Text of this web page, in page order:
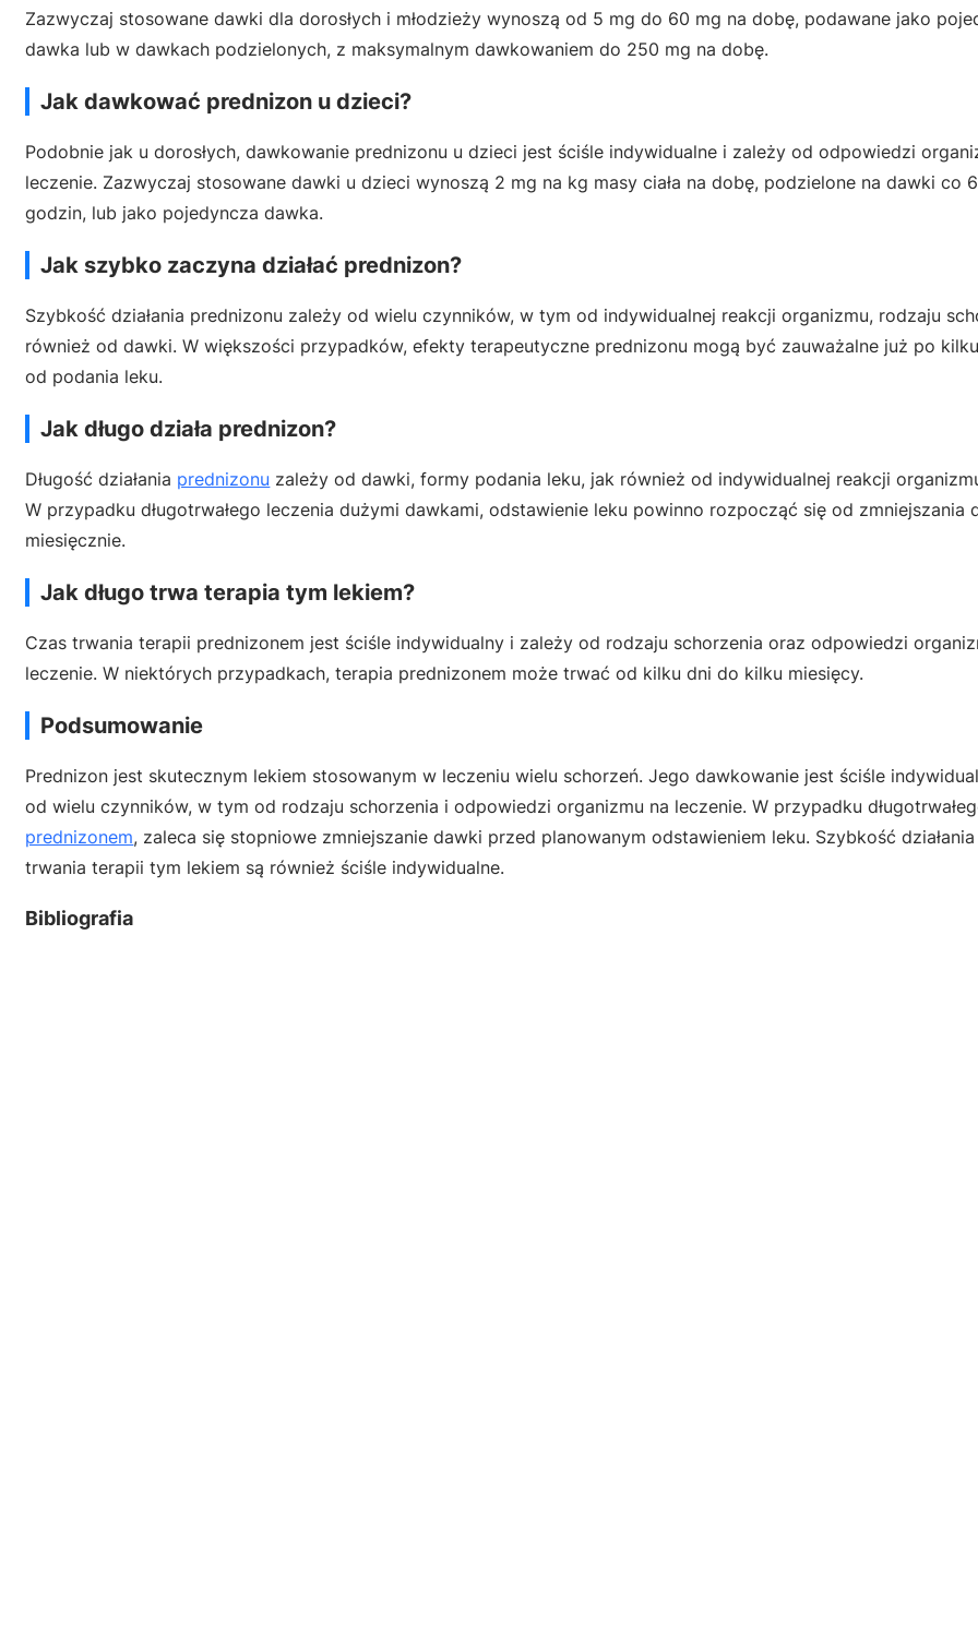
Zazwyczaj stosowane dawki dla dorosłych i młodzieży wynoszą od 5 mg do 60 mg na dobę, podawane jako
dawka lub w dawkach podzielonych, z maksymalnym dawkowaniem do 250 mg na dobę.
Jak dawkować prednizon u dzieci?
Podobnie jak u dorosłych, dawkowanie prednizonu u dzieci jest ściśle indywidualne i zależy od odpowiedzi
leczenie. Zazwyczaj stosowane dawki u dzieci wynoszą 2 mg na kg masy ciała na dobę, podzielone na dawki co
godzin, lub jako pojedyncza dawka.
Jak szybko zaczyna działać prednizon?
Szybkość działania prednizonu zależy od wielu czynników, w tym od indywidualnej reakcji organizmu, rodzaju
również od dawki. W większości przypadków, efekty terapeutyczne prednizonu mogą być zauważalne już po
od podania leku.
Jak długo działa prednizon?
Długość działania prednizonu zależy od dawki, formy podania leku, jak również od indywidualnej reakcji
W przypadku długotrwałego leczenia dużymi dawkami, odstawienie leku powinno rozpocząć się od zmniejszania
miesięcznie.
Jak długo trwa terapia tym lekiem?
Czas trwania terapii prednizonem jest ściśle indywidualny i zależy od rodzaju schorzenia oraz odpowiedzi
leczenie. W niektórych przypadkach, terapia prednizonem może trwać od kilku dni do kilku miesięcy.
Podsumowanie
Prednizon jest skutecznym lekiem stosowanym w leczeniu wielu schorzeń. Jego dawkowanie jest ściśle
od wielu czynników, w tym od rodzaju schorzenia i odpowiedzi organizmu na leczenie. W przypadku
prednizonem, zaleca się stopniowe zmniejszanie dawki przed planowanym odstawieniem leku. Szybkość
trwania terapii tym lekiem są również ściśle indywidualne.
Bibliografia